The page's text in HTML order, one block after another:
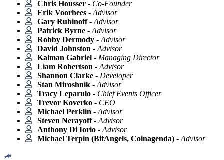
Chris Housser - Co-Founder
Erik Voorhees - Advisor
Gary Rubinoff- Advisor
Patrick Byrne - Advisor
Robby Dermody - Advisor
David Johnston - Advisor
Kalman Gabriel - Managing Director
Liam Robertson - Advisor
Shannon Clarke - Developer
Stan Miroshnik - Advisor
Tracy Leparulo - Chief Events Officer
Trevor Koverko - CEO
Michael Perklin - Advisor
Steven Nerayoff- Advisor
Anthony Di Iorio - Advisor
Michael Terpin (BitAngels, Coinagenda) - Advisor